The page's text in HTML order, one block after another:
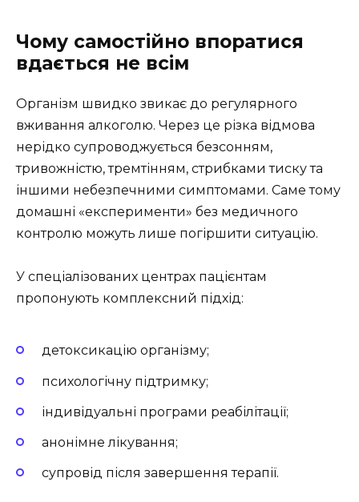
Чому самостійно впоратися
вдається не всім
Організм швидко звикає до регулярного
вживання алкоголю. Через це різка відмова
нерідко супроводжується безсонням,
тривожністю, тремтінням, стрибками тиску та
іншими небезпечними симптомами. Саме тому
домашні «експерименти» без медичного
контролю можуть лише погіршити ситуацію.
У спеціалізованих центрах пацієнтам
пропонують комплексний підхід:
детоксикацію організму;
психологічну підтримку;
індивідуальні програми реабілітації;
анонімне лікування;
супровід після завершення терапії.